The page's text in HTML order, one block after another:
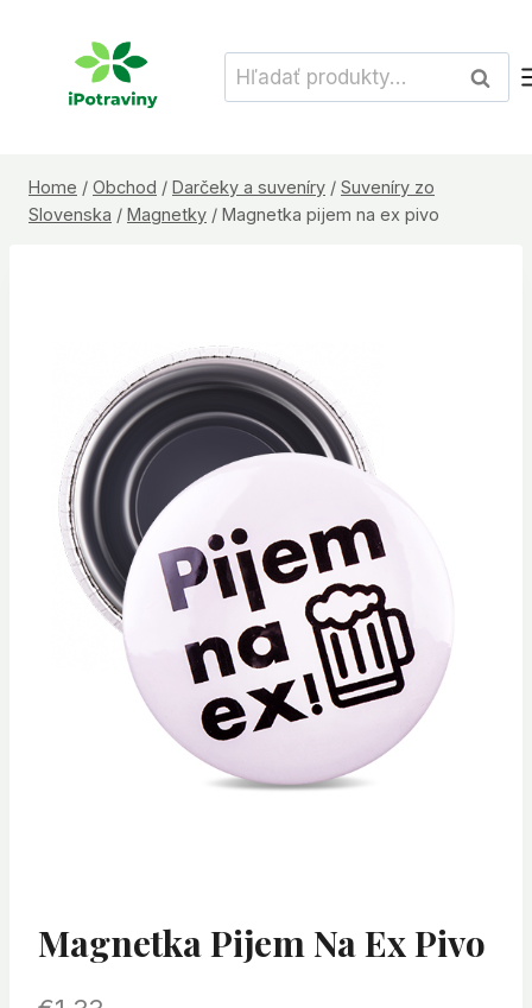
Hľadať:
Home / Obchod / Darčeky a suveníry / Suveníry zo
Slovenska / Magnetky / Magnetka pijem na ex pivo
Magnetka Pijem Na Ex Pivo